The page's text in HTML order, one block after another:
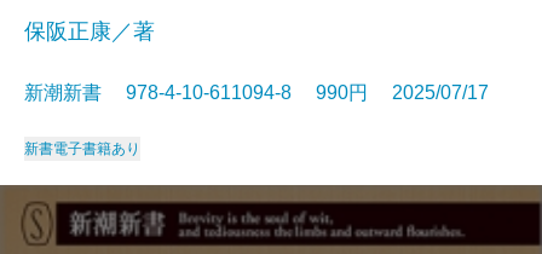
保阪正康／著
新潮新書 978-4-10-611094-8 990円 2025/07/17
新書電子書籍あり